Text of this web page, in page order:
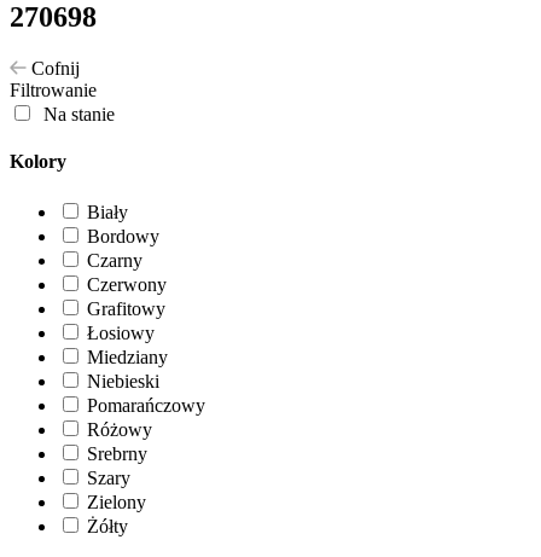
270698
Cofnij
Filtrowanie
Na stanie
Kolory
Biały
Bordowy
Czarny
Czerwony
Grafitowy
Łosiowy
Miedziany
Niebieski
Pomarańczowy
Różowy
Srebrny
Szary
Zielony
Żółty